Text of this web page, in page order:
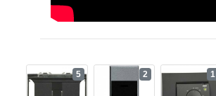
5 2 1